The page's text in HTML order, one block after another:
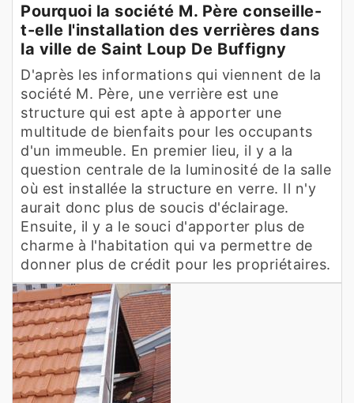
Pourquoi la société M. Père conseille-
t-elle l'installation des verrières dans
la ville de Saint Loup De Buffigny
D'après les informations qui viennent de la
société M. Père, une verrière est une
structure qui est apte à apporter une
multitude de bienfaits pour les occupants
d'un immeuble. En premier lieu, il y a la
question centrale de la luminosité de la salle
où est installée la structure en verre. Il n'y
aurait donc plus de soucis d'éclairage.
Ensuite, il y a le souci d'apporter plus de
charme à l'habitation qui va permettre de
donner plus de crédit pour les propriétaires.